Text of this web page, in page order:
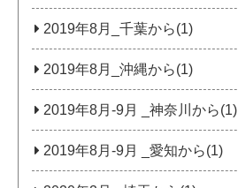
2019年8月_千葉から(1)
2019年8月_沖縄から(1)
2019年8月-9月 _神奈川から(1)
2019年8月-9月 _愛知から(1)